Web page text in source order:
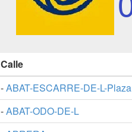
Calle
-ABAT-ESCARRE-DE-L-Plaza
-ABAT-ODO-DE-L